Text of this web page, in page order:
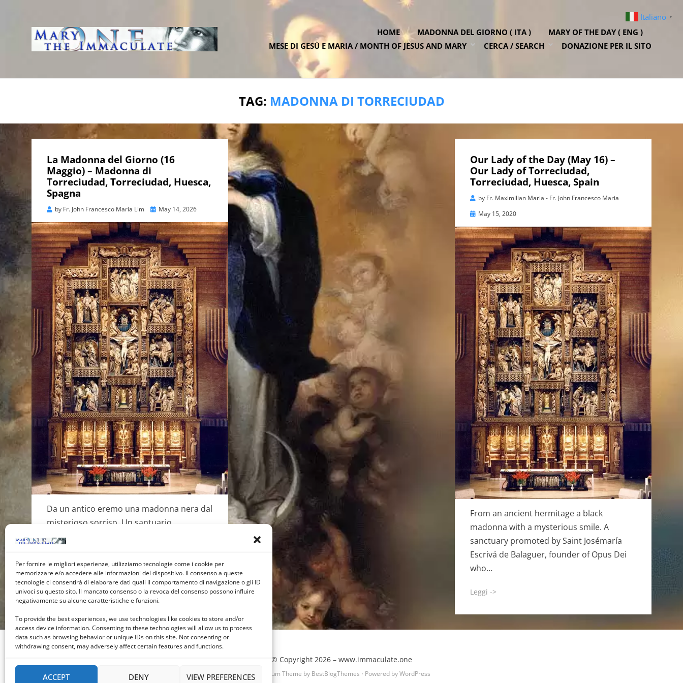
Per fornire le migliori esperienze, utilizziamo tecnologie come i cookie per
memorizzare e/o accedere alle informazioni del dispositivo. Il consenso a queste
tecnologie ci consentirà di elaborare dati quali il comportamento di navigazione o gli ID
univoci su questo sito. Il mancato consenso o la revoca del consenso possono influire
negativamente su alcune caratteristiche e funzioni.
To provide the best experiences, we use technologies like cookies to store and/or
access device information. Consenting to these technologies will allow us to process
data such as browsing behavior or unique IDs on this site. Not consenting or
withdrawing consent, may adversely affect certain features and functions.
ACCEPT DENY VIEW PREFERENCES
WWW.IMMACULATE.ONE
HOME MADONNA DEL GIORNO ( ITA )
MARY OF THE DAY ( ENG )
MESE DI GESÙ E MARIA / MONTH OF JESUS AND MARY
CERCA / SEARCH DONAZIONE PER IL SITO
TAG: MADONNA DI TORRECIUDAD
La Madonna del Giorno (16
Maggio) – Madonna di
Torreciudad, Torreciudad, Huesca,
Spagna
by Fr. John Francesco Maria Lim
PostedMay 14, 2026
Da un antico eremo una madonna nera dal
misterioso sorriso. Un santuario
promosso dal san Josémaría Escrivá de
da Nostra Signora di…
Leggi ->
Our Lady of the Day (May 16) –
Our Lady of Torreciudad,
Torreciudad, Huesca, Spain
by Fr. Maximilian Maria - Fr. John Francesco Maria
PostedMay 15, 2020
From an ancient hermitage a black
madonna with a mysterious smile. A
sanctuary promoted by Saint Josémaría
Escrivá de Balaguer, founder of Opus Dei
who…
Leggi ->
© Copyright 2026 – www.immaculate.one
Cambium Theme by BestBlogThemes ⋅ Powered byWordPress
Italiano ▼